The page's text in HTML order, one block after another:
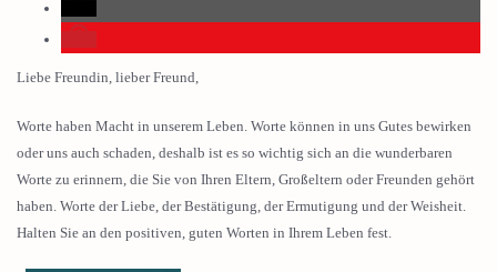
Liebe Freundin, lieber Freund,
Worte haben Macht in unserem Leben. Worte können in uns Gutes bewirken
oder uns auch schaden, deshalb ist es so wichtig sich an die wunderbaren
Worte zu erinnern, die Sie von Ihren Eltern, Großeltern oder Freunden gehört
haben. Worte der Liebe, der Bestätigung, der Ermutigung und der Weisheit.
Halten Sie an den positiven, guten Worten in Ihrem Leben fest.